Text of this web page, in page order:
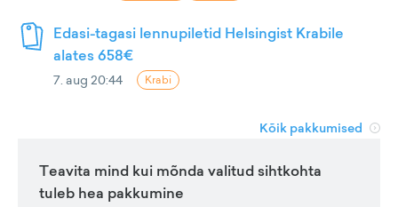
Edasi-tagasi lennupiletid Helsingist Krabile
alates 658€
7. aug 20:44 Krabi
Kõik pakkumised
Teavita mind kui mõnda valitud sihtkohta
tuleb hea pakkumine